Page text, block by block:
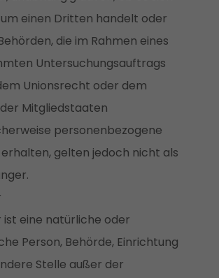
einen Dritten handelt oder
die im Rahmen eines
Untersuchungsauftrags
Unionsrecht oder dem
Mitgliedstaaten
personenbezogene
gelten jedoch nicht als
eine natürliche oder
Person, Behörde, Einrichtung
Stelle außer der